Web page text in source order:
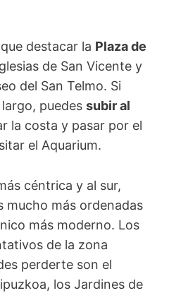
destacar la Plaza de
de San Vicente y
del San Telmo. Si
puedes subir al
la costa y pasar por el
el Aquarium.
céntrica y al sur,
mucho más ordenadas
más moderno. Los
de la zona
perderte son el
los Jardines de